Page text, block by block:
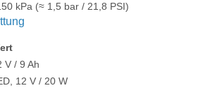
kPa (≈ 1,5 bar / 21,8 PSI)
V / 9 Ah
12 V / 20 W